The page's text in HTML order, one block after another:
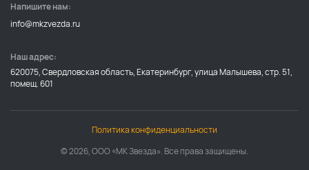
Напишите нам:
info@mkzvezda.ru
Наш адрес:
620075, Свердловская область, Екатеринбург, улица Малышева, стр. 51,
помещ. 601
© 2026, ООО «МК Звезда». Все права защищены.
Политика конфиденциальности